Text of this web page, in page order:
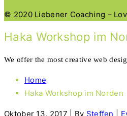
© 2020 Liebener Coaching –
Haka Workshop im
We offer the most creative web
Home
Haka Workshop im Norden
Oktober 13, 2017 By Steffen